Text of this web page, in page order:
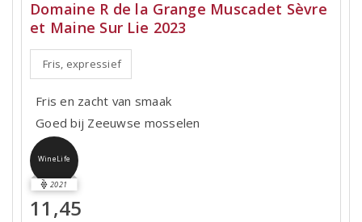
Domaine R de la Grange Muscadet Sèvre
et Maine Sur Lie 2023
Fris, expressief
Fris en zacht van smaak
Goed bij Zeeuwse mosselen
WineLife
2021
11,45